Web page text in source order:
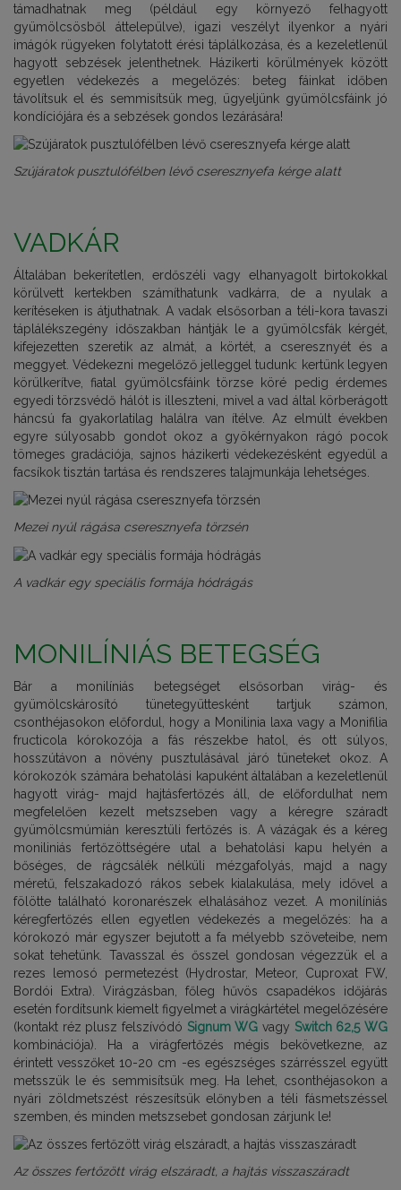
támadhatnak meg (például egy környező felhagyott
gyümölcsösből áttelepülve), igazi veszélyt ilyenkor a nyári
imágók rügyeken folytatott érési táplálkozása, és a kezeletlenül
hagyott sebzések jelenthetnek. Házikerti körülmények között
egyetlen védekezés a megelőzés: beteg fáinkat időben
távolítsuk el és semmisítsük meg, ügyeljünk gyümölcsfáink jó
kondíciójára és a sebzések gondos lezárására!
Szújáratok pusztulófélben lévő cseresznyefa kérge alatt
VADKÁR
Általában bekerítetlen, erdőszéli vagy elhanyagolt birtokokkal
körülvett kertekben számíthatunk vadkárra, de a nyulak a
kerítéseken is átjuthatnak. A vadak elsősorban a téli-kora tavaszi
táplálékszegény időszakban hántják le a gyümölcsfák kérgét,
kifejezetten szeretik az almát, a körtét, a cseresznyét és a
meggyet. Védekezni megelőző jelleggel tudunk: kertünk legyen
körülkerítve, fiatal gyümölcsfáink törzse köré pedig érdemes
egyedi törzsvédő hálót is illeszteni, mivel a vad által körberágott
háncsú fa gyakorlatilag halálra van ítélve. Az elmúlt években
egyre súlyosabb gondot okoz a gyökérnyakon rágó pocok
tömeges gradációja, sajnos házikerti védekezésként egyedül a
facsíkok tisztán tartása és rendszeres talajmunkája lehetséges.
Mezei nyúl rágása cseresznyefa törzsén
A vadkár egy speciális formája hódrágás
MONILÍNIÁS BETEGSÉG
Bár a monilíniás betegséget elsősorban virág- és
gyümölcskárosító tünetegyüttesként tartjuk számon,
csonthéjasokon előfordul, hogy a Monilinia laxa vagy a Monifilia
fructicola kórokozója a fás részekbe hatol, és ott súlyos,
hosszútávon a növény pusztulásával járó tüneteket okoz. A
kórokozók számára behatolási kapuként általában a kezeletlenül
hagyott virág- majd hajtásfertőzés áll, de előfordulhat nem
megfelelően kezelt metszseben vagy a kéregre száradt
gyümölcsmúmián keresztüli fertőzés is. A vázágak és a kéreg
moniliniás fertőzöttségére utal a behatolási kapu helyén a
bőséges, de rágcsálék nélküli mézgafolyás, majd a nagy
méretű, felszakadozó rákos sebek kialakulása, mely idővel a
fölötte található koronarészek elhalásához vezet. A monilíniás
kéregfertőzés ellen egyetlen védekezés a megelőzés: ha a
kórokozó már egyszer bejutott a fa mélyebb szöveteibe, nem
sokat tehetünk. Tavasszal és ősszel gondosan végezzük el a
rezes lemosó permetezést (Hydrostar, Meteor, Cuproxat FW,
Bordói Extra). Virágzásban, főleg hűvös csapadékos időjárás
esetén fordítsunk kiemelt figyelmet a virágkártétel megelőzésére
(kontakt réz plusz felszívódó Signum WG vagy Switch 62,5 WG
kombinációja). Ha a virágfertőzés mégis bekövetkezne, az
érintett vesszőket 10-20 cm -es egészséges szárrésszel együtt
metsszük le és semmisítsük meg. Ha lehet, csonthéjasokon a
nyári zöldmetszést részesítsük előnyben a téli fásmetszéssel
szemben, és minden metszsebet gondosan zárjunk le!
Az összes fertőzött virág elszáradt, a hajtás visszaszáradt